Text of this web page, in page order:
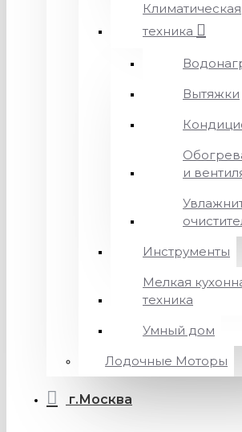
Климатическая
техника
Вытяжки
и
Инструменты
Мелкая
техника
Умный дом
Лодочные Моторы
г.Москва